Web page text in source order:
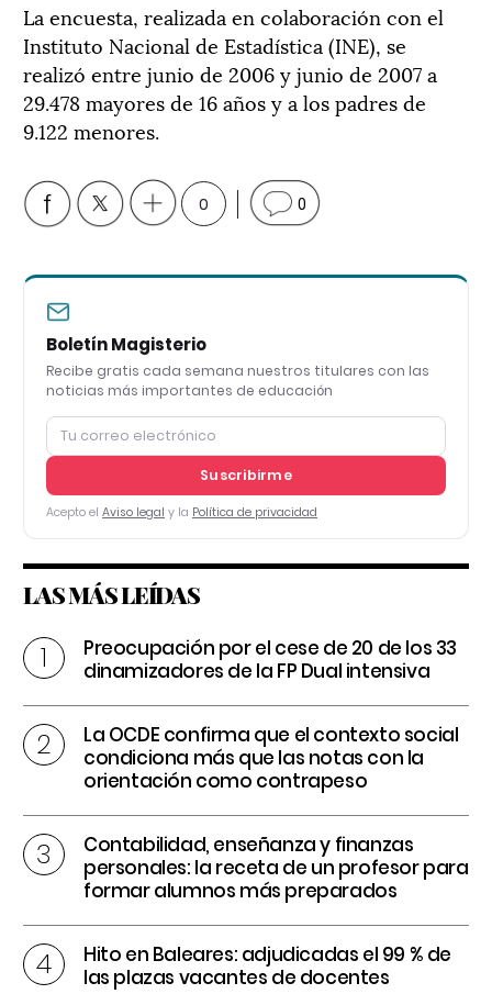
La encuesta, realizada en colaboración con el
Instituto Nacional de Estadística (INE), se
realizó entre junio de 2006 y junio de 2007 a
29.478 mayores de 16 años y a los padres de
9.122 menores.
0 0
Boletín Magisterio
Recibe gratis cada semana nuestros titulares con las
noticias más importantes de educación
Suscribirme
Acepto el Aviso legal y la Política de privacidad
LAS MÁS LEÍDAS
Preocupación por el cese de 20 de los 33
dinamizadores de la FP Dual intensiva
La OCDE confirma que el contexto social
condiciona más que las notas con la
orientación como contrapeso
Contabilidad, enseñanza y finanzas
personales: la receta de un profesor para
formar alumnos más preparados
Hito en Baleares: adjudicadas el 99 % de
las plazas vacantes de docentes